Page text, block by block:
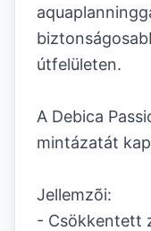
útfelületen.
A Debica
mintázatát
Jellemzõi:
- Csökkentett